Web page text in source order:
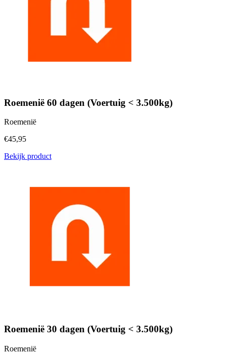
Roemenië 60 dagen (Voertuig < 3.500kg)
Roemenië
€45,95
Bekijk product
Roemenië 30 dagen (Voertuig < 3.500kg)
Roemenië